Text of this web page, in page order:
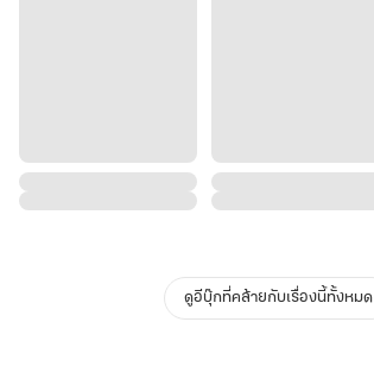
ดูอีบุ๊กที่คล้ายกับเรื่องนี้ทั้งหมด